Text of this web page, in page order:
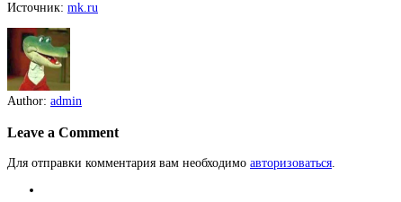
Источник: mk.ru
Author: admin
Leave a Comment
Для отправки комментария вам необходимо авторизоваться.